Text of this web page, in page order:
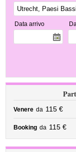
Data arrivo
Venere da 115 €
Booking da 115 €